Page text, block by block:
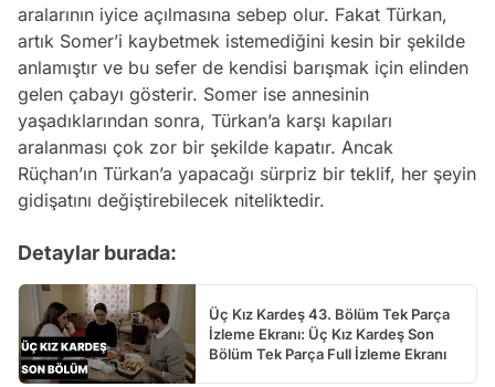
aralarının iyice açılmasına sebep olur. Fakat Türkan,
artık Somer’i kaybetmek istemediğini kesin bir şekilde
anlamıştır ve bu sefer de kendisi barışmak için elinden
gelen çabayı gösterir. Somer ise annesinin
yaşadıklarından sonra, Türkan’a karşı kapıları
aralanması çok zor bir şekilde kapatır. Ancak
Rüçhan’ın Türkan’a yapacağı sürpriz bir teklif, her şeyin
gidişatını değiştirebilecek niteliktedir.
Detaylar burada:
Üç Kız Kardeş 43. Bölüm Tek Parça
İzleme Ekranı: Üç Kız Kardeş Son
Bölüm Tek Parça Full İzleme Ekranı